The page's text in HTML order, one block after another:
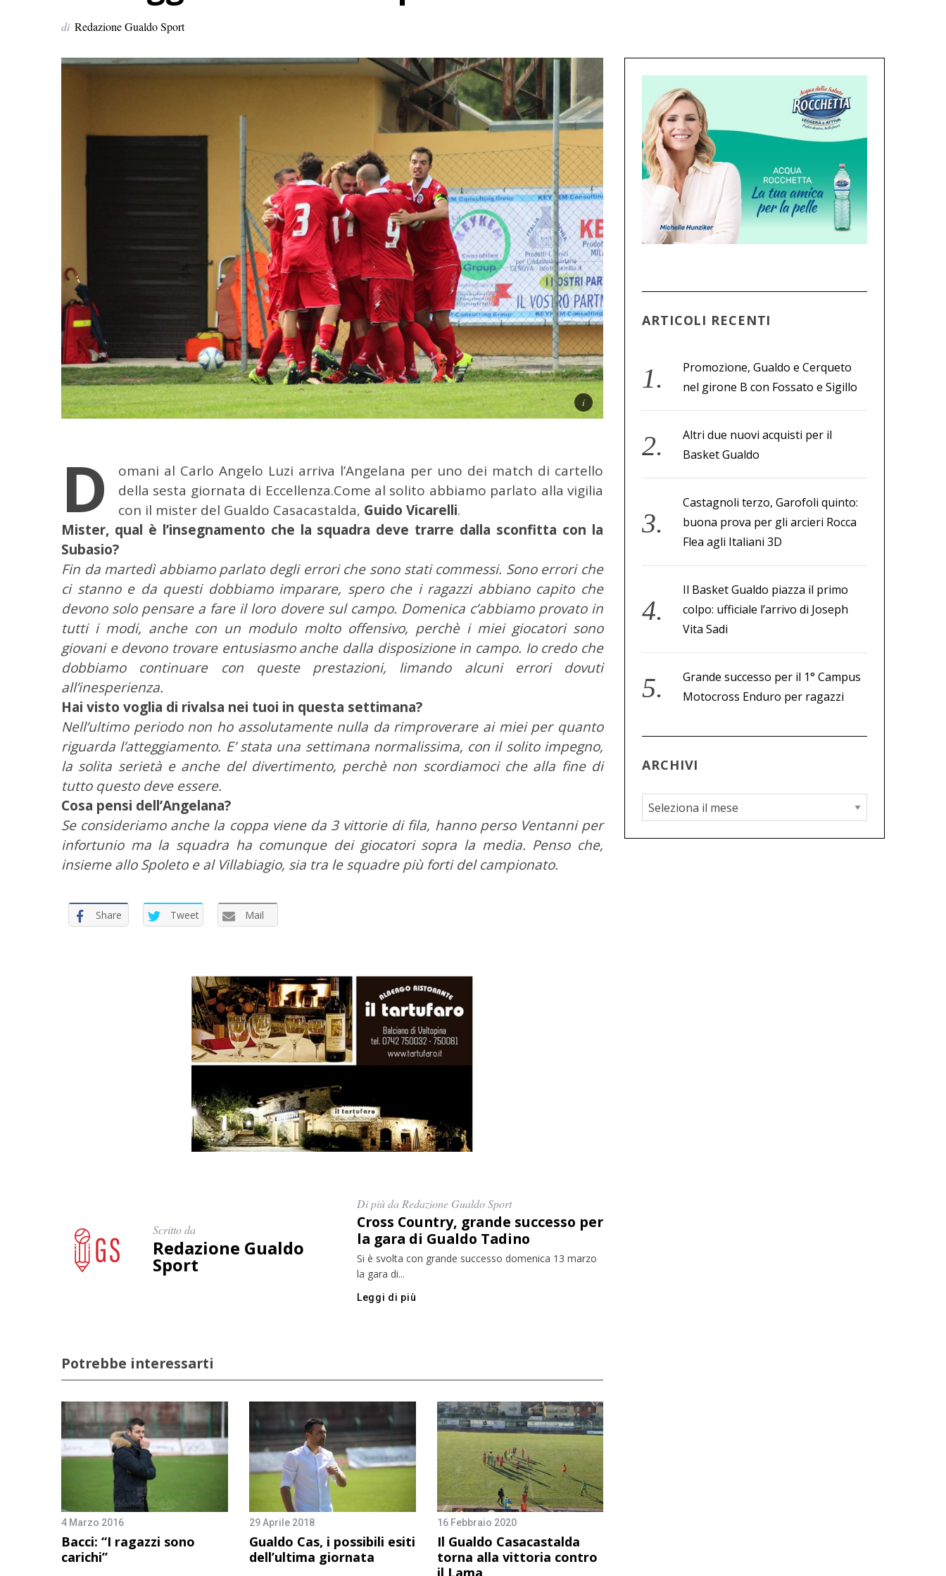
di Redazione Gualdo Sport
D
omani al Carlo Angelo Luzi arriva l’Angelana per uno dei match di cartello
della sesta giornata di Eccellenza.Come al solito abbiamo parlato alla vigilia
con il mister del Gualdo Casacastalda, Guido Vicarelli.
Mister, qual è l’insegnamento che la squadra deve trarre dalla sconfitta con la
Subasio?
Fin da martedì abbiamo parlato degli errori che sono stati commessi. Sono errori che
ci stanno e da questi dobbiamo imparare, spero che i ragazzi abbiano capito che
devono solo pensare a fare il loro dovere sul campo. Domenica c’abbiamo provato in
tutti i modi, anche con un modulo molto offensivo, perchè i miei giocatori sono
giovani e devono trovare entusiasmo anche dalla disposizione in campo. Io credo che
dobbiamo continuare con queste prestazioni, limando alcuni errori dovuti
all’inesperienza.
Hai visto voglia di rivalsa nei tuoi in questa settimana?
Nell’ultimo periodo non ho assolutamente nulla da rimproverare ai miei per quanto
riguarda l’atteggiamento. E’ stata una settimana normalissima, con il solito impegno,
la solita serietà e anche del divertimento, perchè non scordiamoci che alla fine di
tutto questo deve essere.
Cosa pensi dell’Angelana?
Se consideriamo anche la coppa viene da 3 vittorie di fila, hanno perso Ventanni per
infortunio ma la squadra ha comunque dei giocatori sopra la media. Penso che,
insieme allo Spoleto e al Villabiagio, sia tra le squadre più forti del campionato.
Share Tweet Mail
Scritto da
Redazione Gualdo
Sport
Di più da Redazione Gualdo Sport
Cross Country, grande successo per
la gara di Gualdo Tadino
Si è svolta con grande successo domenica 13 marzo
la gara di...
Leggi di più
Potrebbe interessarti
4 Marzo 2016
Bacci: “I ragazzi sono
carichi”
29 Aprile 2018
Gualdo Cas, i possibili esiti
dell’ultima giornata
16 Febbraio 2020
Il Gualdo Casacastalda
torna alla vittoria contro
ARTICOLI RECENTI
Promozione, Gualdo e Cerqueto
nel girone B con Fossato e Sigillo
Altri due nuovi acquisti per il
Basket Gualdo
Castagnoli terzo, Garofoli quinto:
buona prova per gli arcieri Rocca
Flea agli Italiani 3D
Il Basket Gualdo piazza il primo
colpo: ufficiale l’arrivo di Joseph
Vita Sadi
Grande successo per il 1° Campus
Motocross Enduro per ragazzi
ARCHIVI
A
r
c
C
e
r
c
p
e
r